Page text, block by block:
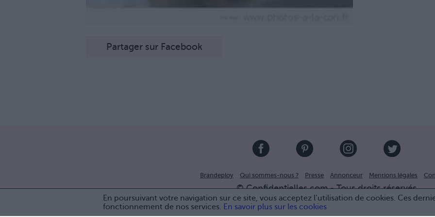
En poursuivant votre navigation sur ce site, vous acceptez l’utilisation de cookies. Ces
fonctionnement de nos services. En savoir plus sur les cookies
Partager sur Facebook
Brandeploy Qui sommes-nous ? Presse Annonceur Mentions légales
© Confidentielles.com - Tous droits réservés